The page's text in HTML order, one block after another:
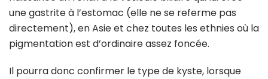
une gastrite à l’estomac (elle ne se referme pas
directement), en Asie et chez toutes les ethnies où la
pigmentation est d’ordinaire assez foncée.
Il pourra donc confirmer le type de kyste, lorsque